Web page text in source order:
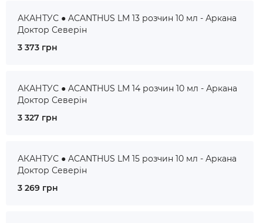
АКАНТУС ● ACANTHUS LM 13 розчин 10 мл - Аркана
Доктор Северін
3 373 грн
АКАНТУС ● ACANTHUS LM 14 розчин 10 мл - Аркана
Доктор Северін
3 327 грн
АКАНТУС ● ACANTHUS LM 15 розчин 10 мл - Аркана
Доктор Северін
3 269 грн